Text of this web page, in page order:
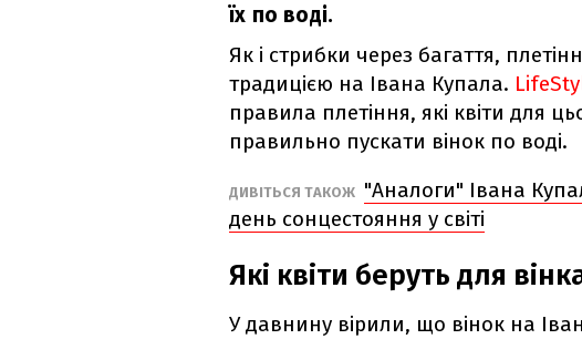
їх по воді.
Як і стрибки через багаття,
традицією на Івана Купала.
правила плетіння, які квіти для
правильно пускати вінок по воді.
ДИВІТЬСЯ ТАКОЖ "Аналоги" Івана
день сонцестояння у світі
Які квіти беруть для
У давнину вірили, що вінок на